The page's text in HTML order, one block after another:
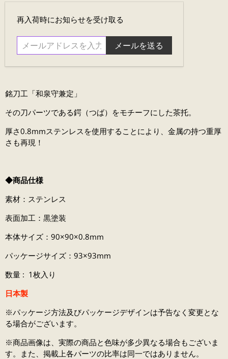
メ
ア
を
入
力....
再入荷時にお知らせを受け取る
銘刀工「和泉守兼定」
その刀パーツである鍔（つば）をモチーフにした茶托。
厚さ0.8mmステンレスを使用することにより、金属の持つ重厚
さも再現！
◆商品仕様
素材：ステンレス
表面加工：黒塗装
本体サイズ：90×90×0.8mm
パッケージサイズ：93×93mm
数量 : 1枚入り
日本製
※パッケージ方法及びパッケージデザインは予告なく変更とな
る場合がございます。
※商品画像は、実際の商品と色味が多少異なる場合もございま
す。また、掲載上各パーツの比率は同一ではありません。